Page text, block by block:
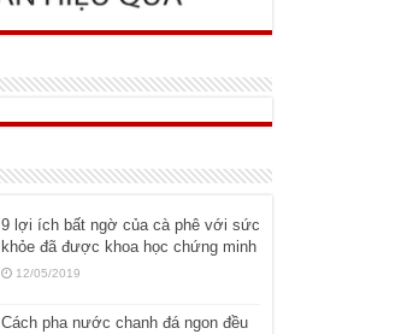
9 lợi ích bất ngờ của cà phê với sức
khỏe đã được khoa học chứng minh
12/05/2019
Cách pha nước chanh đá ngon đều